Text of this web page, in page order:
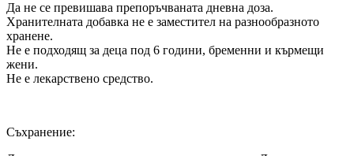
Да не се превишава препоръчваната дневна доза.
Хранителната добавка не е заместител на разнообразното
хранене.
Не е подходящ за деца под 6 години, бременни и кърмещи
жени.
Не е лекарствено средство.
Съхранение: